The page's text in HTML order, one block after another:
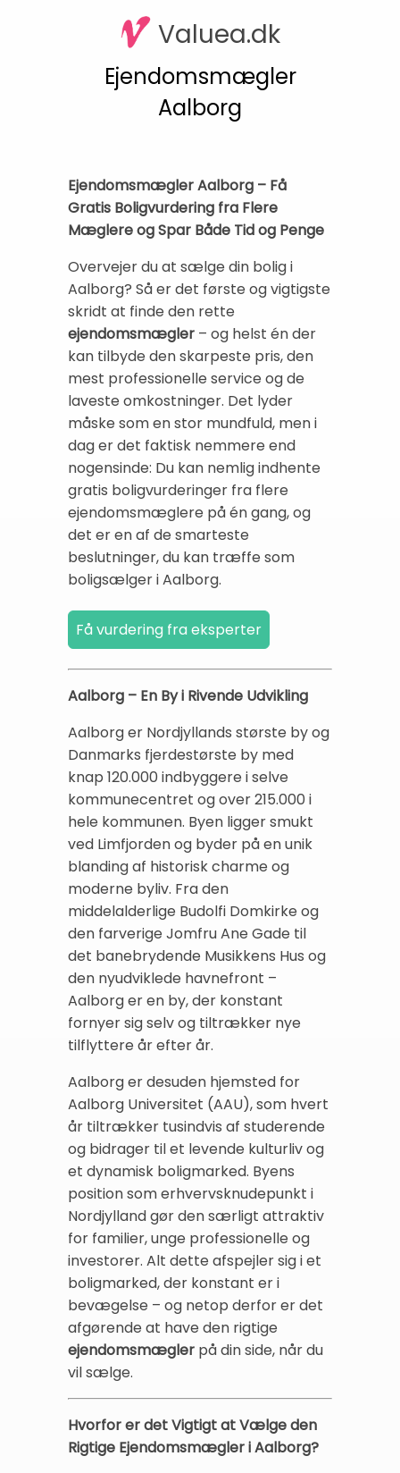
Valuea.dk
Ejendomsmægler
Aalborg
Ejendomsmægler Aalborg – Få
Gratis Boligvurdering fra Flere
Mæglere og Spar Både Tid og Penge
Overvejer du at sælge din bolig i
Aalborg? Så er det første og vigtigste
skridt at finde den rette
ejendomsmægler – og helst én der
kan tilbyde den skarpeste pris, den
mest professionelle service og de
laveste omkostninger. Det lyder
måske som en stor mundfuld, men i
dag er det faktisk nemmere end
nogensinde: Du kan nemlig indhente
gratis boligvurderinger fra flere
ejendomsmæglere på én gang, og
det er en af de smarteste
beslutninger, du kan træffe som
boligsælger i Aalborg.
Aalborg – En By i Rivende Udvikling
Aalborg er Nordjyllands største by og
Danmarks fjerdestørste by med
knap 120.000 indbyggere i selve
kommunecentret og over 215.000 i
hele kommunen. Byen ligger smukt
ved Limfjorden og byder på en unik
blanding af historisk charme og
moderne byliv. Fra den
middelalderlige Budolfi Domkirke og
den farverige Jomfru Ane Gade til
det banebrydende Musikkens Hus og
den nyudviklede havnefront –
Aalborg er en by, der konstant
fornyer sig selv og tiltrækker nye
tilflyttere år efter år.
Aalborg er desuden hjemsted for
Aalborg Universitet (AAU), som hvert
år tiltrækker tusindvis af studerende
og bidrager til et levende kulturliv og
et dynamisk boligmarked. Byens
position som erhvervsknudepunkt i
Nordjylland gør den særligt attraktiv
for familier, unge professionelle og
investorer. Alt dette afspejler sig i et
boligmarked, der konstant er i
bevægelse – og netop derfor er det
afgørende at have den rigtige
ejendomsmægler på din side, når du
vil sælge.
Hvorfor er det Vigtigt at Vælge den
Rigtige Ejendomsmægler i Aalborg?